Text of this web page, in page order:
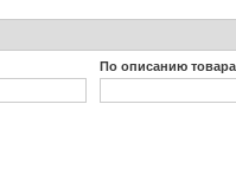
По описанию товара